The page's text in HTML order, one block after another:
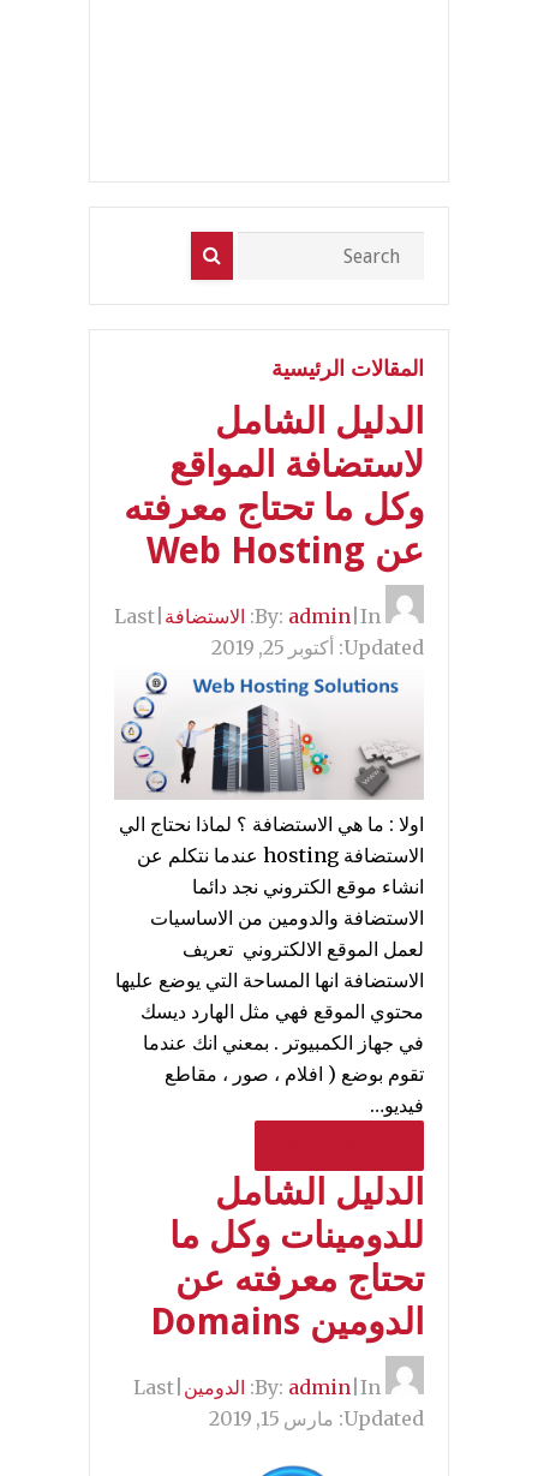
المقالات الرئيسية
الدليل الشامل
لاستضافة المواقع
وكل ما تحتاج معرفته
عن Web Hosting
admin In: الاستضافة Last
Updated: أكتوبر 25, 2019
اولا : ما هي الاستضافة ؟ لماذا نحتاج الي
الاستضافة hosting عندما نتكلم عن
انشاء موقع الكتروني نجد دائما
الاستضافة والدومين من الاساسيات
لعمل الموقع الالكتروني تعريف
الاستضافة انها المساحة التي يوضع عليها
محتوي الموقع فهي مثل الهارد ديسك
في جهاز الكمبيوتر . بمعني انك عندما
تقوم بوضع ( افلام ، صور ، مقاطع
فيديو…
الدليل الشامل
للدومينات وكل ما
تحتاج معرفته عن
الدومين Domains
admin In: الدومين Last
Updated: مارس 15, 2019